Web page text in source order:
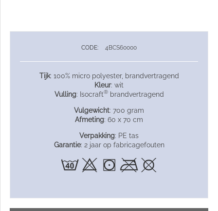
CODE: 4BCS60000
Tijk: 100% micro polyester, brandvertragend
Kleur: wit
Vulling: Isocraft®brandvertragend
Vulgewicht: 700 gram
Afmeting: 60 x 70 cm
Verpakking: PE tas
Garantie: 2 jaar op fabricagefouten